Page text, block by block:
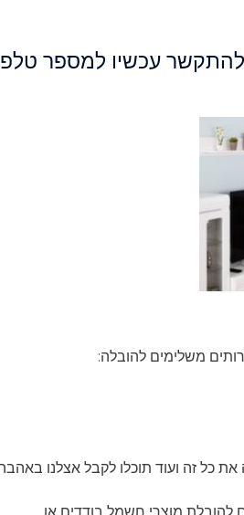
עכשיו למספר
משלימים להובלה:
כל זה ועוד תוכלו לקבל אצלנו
להובלת מוצרי חשמל בודדים או